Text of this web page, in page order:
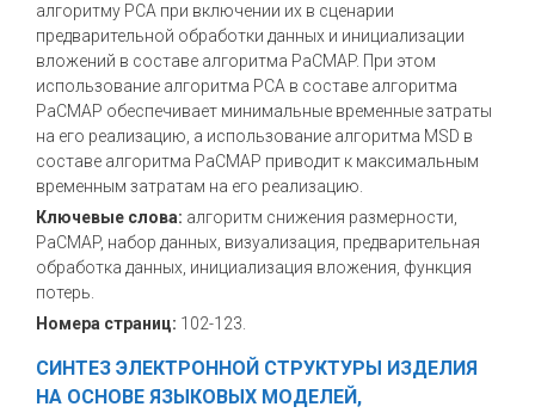
алгоритму PCA при включении их в сценарии
предварительной обработки данных и инициализации
вложений в составе алгоритма PaCMAP. При этом
использование алгоритма PCA в составе алгоритма
PaCMAP обеспечивает минимальные временные затраты
на его реализацию, а использование алгоритма MSD в
составе алгоритма PaCMAP приводит к максимальным
временным затратам на его реализацию.
Ключевые слова: алгоритм снижения размерности,
PaCMAP, набор данных, визуализация, предварительная
обработка данных, инициализация вложения, функция
потерь.
Номера страниц: 102-123.
СИНТЕЗ ЭЛЕКТРОННОЙ СТРУКТУРЫ ИЗДЕЛИЯ
НА ОСНОВЕ ЯЗЫКОВЫХ МОДЕЛЕЙ,